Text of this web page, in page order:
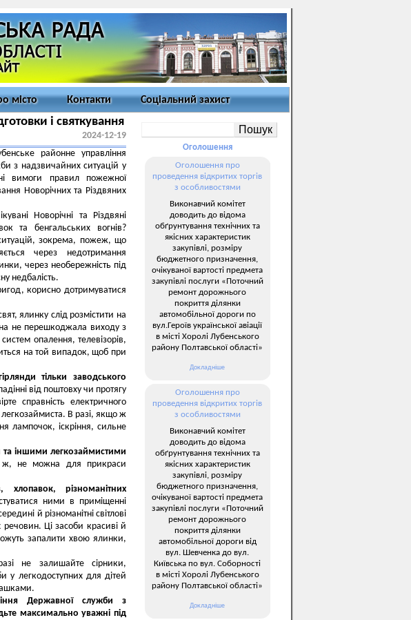
місто Контакти Соціальний захист
і святкування
2024-12-19
районне управління
з надзвичайних ситуацій у
вимоги правил пожежної
Новорічних та Різдвяних
Новорічні та Різдвяні
та бенгальських вогнів?
зокрема, пожеж, що
через недотримання
через необережність під
недбалість.
корисно дотримуватися
ялинку слід розмістити на
не перешкоджала виходу з
опалення, телевізорів,
на той випадок, щоб при
тільки заводського
від поштовху чи протягу
справність електричного
В разі, якщо ж
лампочок, іскріння, сильне
іншими легкозаймистими
ж, не можна для прикраси
хлопавок, різноманітних
ними в приміщенні
й різноманітні світлові
Ці засоби красиві й
запалити хвою ялинки,
не залишайте сірники,
у легкодоступних для дітей
Державної служби з
максимально уважні під
Оголошення
Оголошення про
проведення відкритих торгів
з особливостями
Виконавчий комітет
доводить до відома
обґрунтування технічних та
якісних характеристик
закупівлі, розміру
бюджетного призначення,
очікуваної вартості предмета
закупівлі послуги «Поточний
ремонт дорожнього
покриття ділянки
автомобільної дороги по
вул.Героїв української авіації
в місті Хоролі Лубенського
району Полтавської області»
Докладніше
Оголошення про
проведення відкритих торгів
з особливостями
Виконавчий комітет
доводить до відома
обґрунтування технічних та
якісних характеристик
закупівлі, розміру
бюджетного призначення,
очікуваної вартості предмета
закупівлі послуги «Поточний
ремонт дорожнього
покриття ділянки
автомобільної дороги від
вул. Шевченка до вул.
Київська по вул. Соборності
в місті Хоролі Лубенського
району Полтавської області»
Докладніше